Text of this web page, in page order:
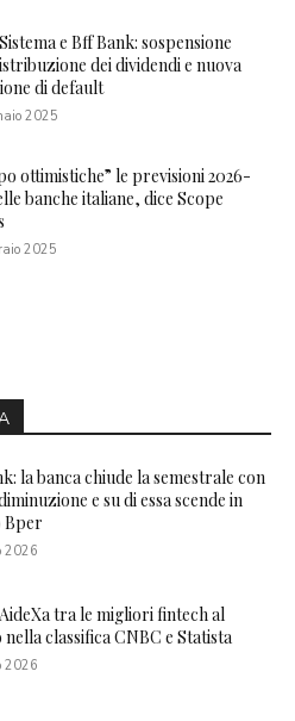
e Bff Bank: sospensione
dei dividendi e nuova
di default
2025
ottimistiche” le previsioni 2026-
banche italiane, dice Scope
2025
la banca chiude la semestrale con
e su di essa scende in
Bper
2026
tra le migliori fintech al
classifica CNBC e Statista
2026